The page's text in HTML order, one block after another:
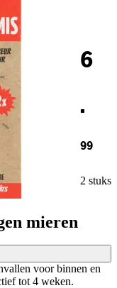
6
.
99
2 stuks
mieren
voor binnen en
tot 4 weken.